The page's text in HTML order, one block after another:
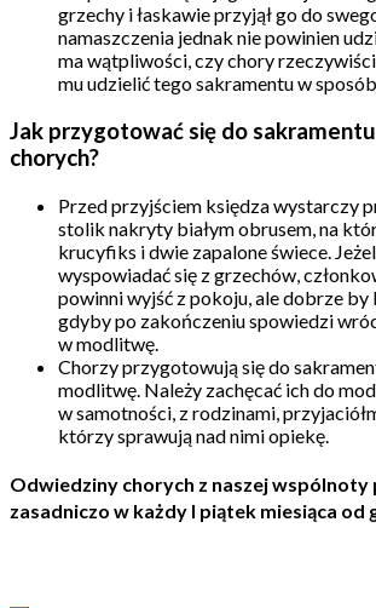
grzechy i łaskawie przyjął go do
namaszczenia jednak nie powinien
ma wątpliwości, czy chory
mu udzielić tego sakramentu w
Jak przygotować się do
chorych?
Przed przyjściem księdza wystarczy
stolik nakryty białym obrusem, na
krucyfiks i dwie zapalone świece.
wyspowiadać się z grzechów,
powinni wyjść z pokoju, ale dobrze by
gdyby po zakończeniu spowiedzi
w modlitwę.
Chorzy przygotowują się do
modlitwę. Należy zachęcać ich do
w samotności, z rodzinami,
którzy sprawują nad nimi opiekę.
Odwiedziny chorych z naszej wspólnoty
zasadniczo w każdy I piątek miesiąca od